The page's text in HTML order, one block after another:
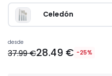
Celedón
28.49
€
desde
37.99 €28.49 € -25%